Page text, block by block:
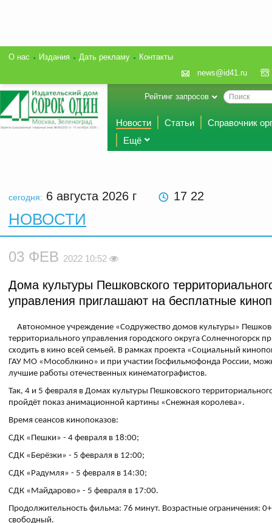
О нас Издания Дать рекламу
Контакты
news@id41.ru
Рейтинг запросов
Новости Статьи
Справочник
Ещё
сегодня: 6 августа 2026 г 17 22
НОВОСТИ
03 ФЕВ 2022 10:52
Дома культуры Пешковского
управления приглашают на бесплатные
Автономное учреждение «Содружество домов культуры»
территориального управления городского округа Солнечногорск
сходить в кино всей семьей. В рамках проекта «Социальный
ГАУ МО «Мособлкино» и при участии Госфильмофонда России,
лучшие работы отечественных кинематографистов.
Так, 4 и 5 февраля в Домах культуры Пешковского
пройдёт показ анимационной картины «Снежная королева».
Время сеансов кинопоказов:
СДК «Пешки» - 4 февраля в 18:00;
СДК «Берёзки» - 5 февраля в 12:00;
СДК «Радумля» - 5 февраля в 14:30;
СДК «Майдарово» - 5 февраля в 17:00.
Продолжительность фильма: 76 минут. Возрастные ограничения:
свободный.